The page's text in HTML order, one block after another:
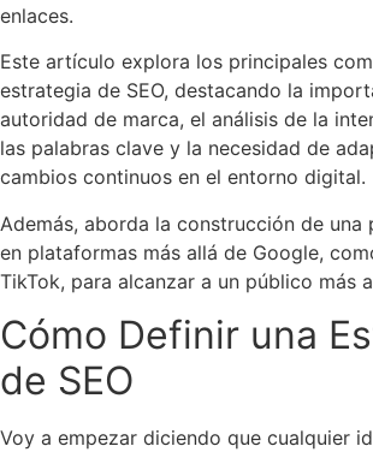
enlaces.
Este artículo explora los principales
estrategia de SEO, destacando la
autoridad de marca, el análisis de la
las palabras clave y la necesidad de
cambios continuos en el entorno digital.
Además, aborda la construcción de una
en plataformas más allá de Google,
TikTok, para alcanzar a un público más
Cómo Definir una
de SEO
Voy a empezar diciendo que cualquier